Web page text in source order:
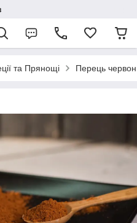
та Прянощі Перець